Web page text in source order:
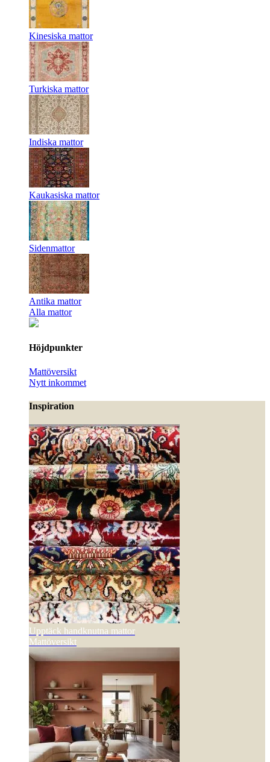
Kinesiska mattor
Turkiska mattor
Indiska mattor
Kaukasiska mattor
Sidenmattor
Antika mattor
Alla mattor
Höjdpunkter
Mattöversikt
Nytt inkommet
Inspiration
Upptäck handknutna mattor
Mattöversikt